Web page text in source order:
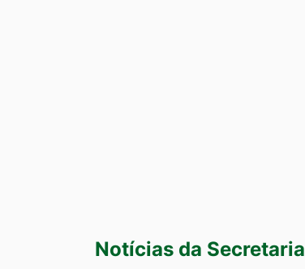
Notícias da Secretaria